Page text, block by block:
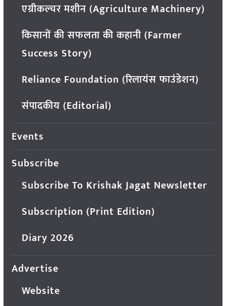
एग्रीकल्चर मशीन (Agriculture Machinery)
किसानों की सफलता की कहानी (Farmer
Success Story)
Reliance Foundation (रिलायंस फाउंडेशन)
संपादकीय (Editorial)
Events
Subscribe
Subscribe To Krishak Jagat Newsletter
Subscription (Print Edition)
Diary 2026
Advertise
Website